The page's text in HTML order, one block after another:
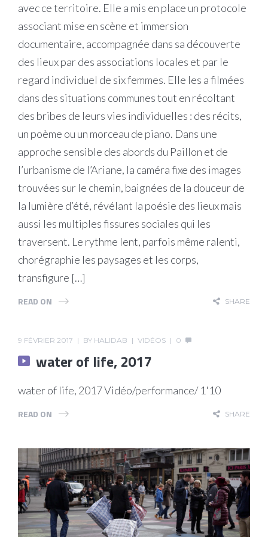
avec ce territoire. Elle a mis en place un protocole
associant mise en scène et immersion
documentaire, accompagnée dans sa découverte
des lieux par des associations locales et par le
regard individuel de six femmes. Elle les a filmées
dans des situations communes tout en récoltant
des bribes de leurs vies individuelles : des récits,
un poème ou un morceau de piano. Dans une
approche sensible des abords du Paillon et de
l’urbanisme de l’Ariane, la caméra fixe des images
trouvées sur le chemin, baignées de la douceur de
la lumière d’été, révélant la poésie des lieux mais
aussi les multiples fissures sociales qui les
traversent. Le rythme lent, parfois même ralenti,
chorégraphie les paysages et les corps,
transfigure […]
READ ON SHARE
9 FÉVRIER 2017 BY HALIDAB VIDÉOS 0
water of life, 2017
water of life, 2017 Vidéo/performance/ 1'10
READ ON SHARE